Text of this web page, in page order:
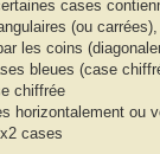
cases
(ou
les coins
bleues (case
chiffrée
horizontalement ou
cases